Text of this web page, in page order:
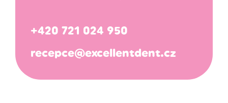
+420 721 024 950
recepce@excellentdent.cz